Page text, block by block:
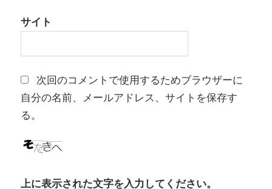
サイト
次回のコメントで使用するためブラウザーに
自分の名前、メールアドレス、サイトを保存す
る。
上に表示された文字を入力してください。